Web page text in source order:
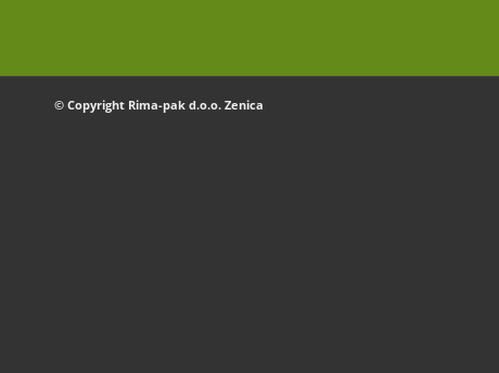
© Copyright Rima-pak d.o.o. Zenica